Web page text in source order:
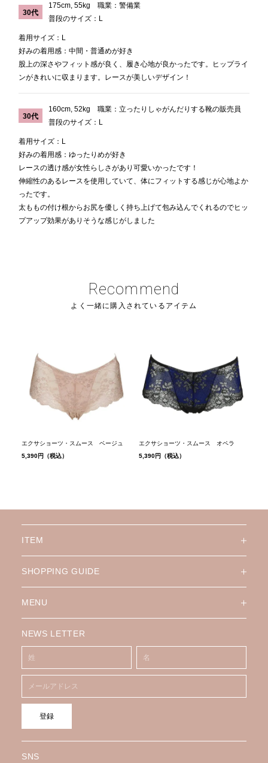
30代
175cm, 55kg 職業：警備業
普段のサイズ：L
着用サイズ：L
好みの着用感：中間・普通めが好き
股上の深さやフィット感が良く、履き心地が良かったです。ヒップライ
ンがきれいに収まります。レースが美しいデザイン！
30代
160cm, 52kg 職業：立ったりしゃがんだりする靴の販売員
普段のサイズ：L
着用サイズ：L
好みの着用感：ゆったりめが好き
レースの透け感が女性らしさがあり可愛いかったです！
伸縮性のあるレースを使用していて、体にフィットする感じが心地よか
ったです。
太ももの付け根からお尻を優しく持ち上げて包み込んでくれるのでヒッ
プアップ効果がありそうな感じがしました
Recommend
よく一緒に購入されているアイテム
エクサショーツ・スムース ベージュ
5,390円（税込）
エクサショーツ・スムース オペラ
5,390円（税込）
ITEM
SHOPPING GUIDE
MENU
NEWS LETTER
登録
SNS